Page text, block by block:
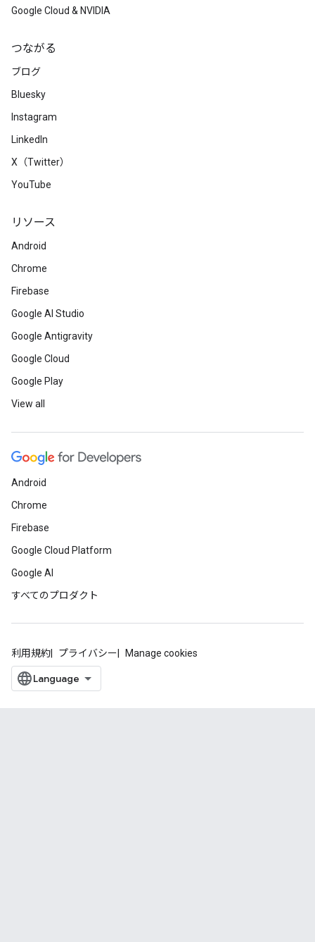
Google Cloud & NVIDIA
つながる
ブログ
Bluesky
Instagram
LinkedIn
X（Twitter）
YouTube
リソース
Android
Chrome
Firebase
Google AI Studio
Google Antigravity
Google Cloud
Google Play
View all
Android
Chrome
Firebase
Google Cloud Platform
Google AI
すべてのプロダクト
利用規約 プライバシー Manage cookies